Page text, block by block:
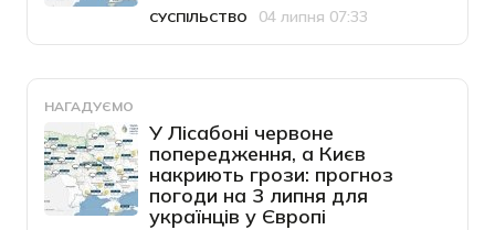
Категорія
СУСПІЛЬСТВО
Дата публікації04 липня 07:33
НАГАДУЄМО
У Лісабоні червоне
попередження, а Києв
накриють грози: прогноз
погоди на 3 липня для
українців у Європі